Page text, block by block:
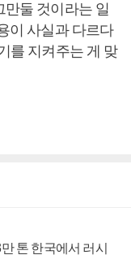
둘 것이라는 일
이 사실과 다르다
를 지켜주는 게 맞
톤 한국에서 러시